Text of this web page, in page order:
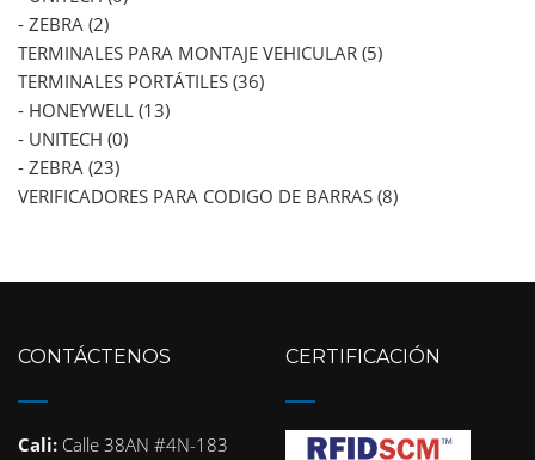
- ZEBRA (2)
TERMINALES PARA MONTAJE VEHICULAR (5)
TERMINALES PORTÁTILES (36)
- HONEYWELL (13)
- UNITECH (0)
- ZEBRA (23)
VERIFICADORES PARA CODIGO DE BARRAS (8)
CONTÁCTENOS
Cali: Calle 38AN #4N-183
CERTIFICACIÓN